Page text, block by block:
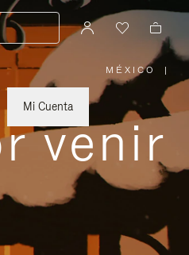
Mi Cuenta
MÉXICO
,
ELIGE
|
venir